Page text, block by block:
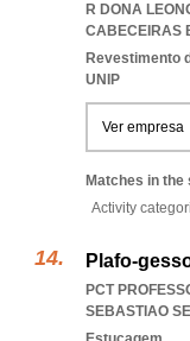
R DONA
CABECEIRAS
Revestimento
UNIP
Ver empresa
Matches in the
Activity
Plafo-
PCT
SEBASTIAO